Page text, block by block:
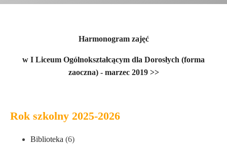
Rok szkolny 2025-2026
Biblioteka (6)
Harmonogram zajęć
w I Liceum Ogólnokształcącym dla Dorosłych (forma
zaoczna) - marzec 2019 >>